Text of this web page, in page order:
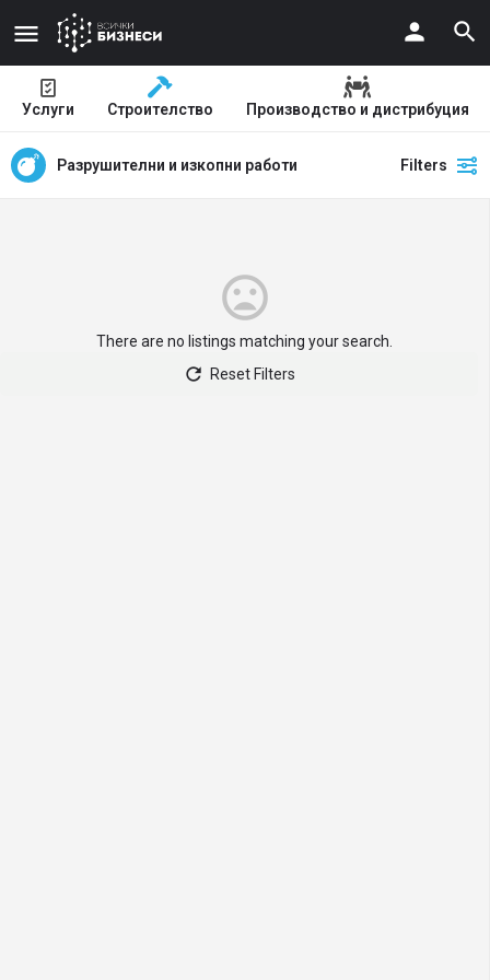
Услуги Строителство Производство и дистрибуция
Разрушителни и изкопни работи Filters
There are no listings matching your search.
Reset Filters